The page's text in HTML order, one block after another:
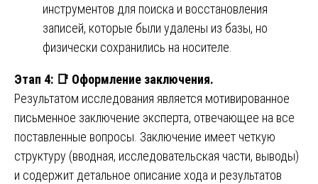
инструментов для поиска и восстановления
записей, которые были удалены из базы, но
физически сохранились на носителе.
Этап 4: 📑 Оформление заключения.
Результатом исследования является мотивированное
письменное заключение эксперта, отвечающее на все
поставленные вопросы. Заключение имеет четкую
структуру (вводная, исследовательская части, выводы)
и содержит детальное описание хода и результатов